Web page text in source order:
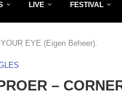
LIVE FESTIVAL
EYE (Eigen Beheer).
–